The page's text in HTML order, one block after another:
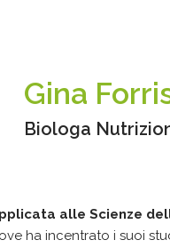
Gina
Biologa
alle Scienze
ha incentrato i suoi